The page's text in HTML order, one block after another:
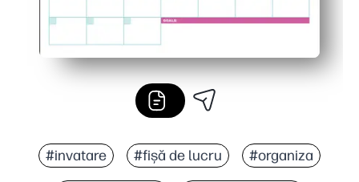
#invatare #fișă de lucru #organiza